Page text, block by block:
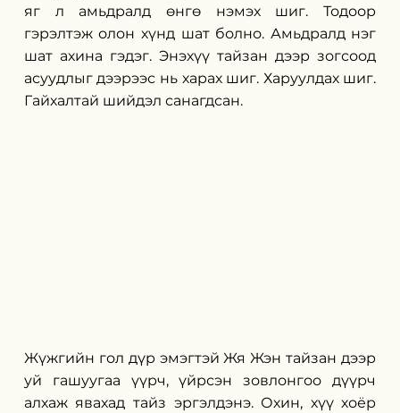
яг л амьдралд өнгө нэмэх шиг. Тодоор
гэрэлтэж олон хүнд шат болно. Амьдралд нэг
шат ахина гэдэг. Энэхүү тайзан дээр зогсоод
асуудлыг дээрээс нь харах шиг. Харуулдах шиг.
Гайхалтай шийдэл санагдсан.
Жүжгийн гол дүр эмэгтэй Жя Жэн тайзан дээр
уй гашуугаа үүрч, үйрсэн зовлонгоо дүүрч
алхаж явахад тайз эргэлдэнэ. Охин, хүү хоёр